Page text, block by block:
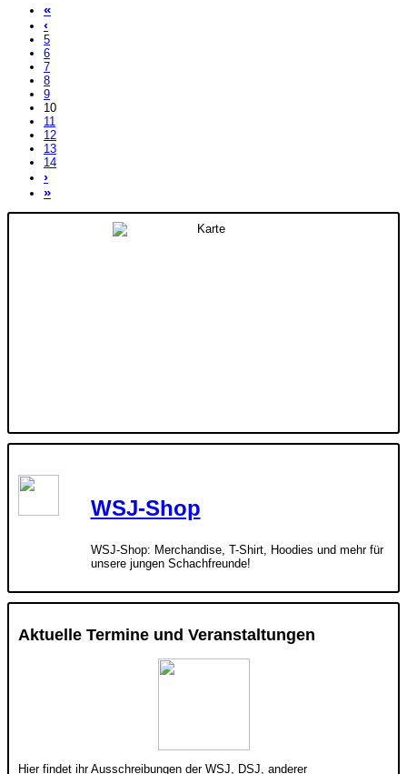
«
‹
5
6
7
8
9
10
11
12
13
14
›
»
WSJ-Shop
WSJ-Shop: Merchandise, T-Shirt, Hoodies und mehr für
unsere jungen Schachfreunde!
Aktuelle Termine und Veranstaltungen
Hier findet ihr Ausschreibungen der WSJ, DSJ, anderer